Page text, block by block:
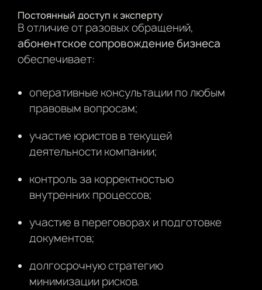
Постоянный доступ к эксперту
В отличие от разовых обращений,
абонентское сопровождение бизнеса
обеспечивает:
оперативные консультации по любым
правовым вопросам;
участие юристов в текущей
деятельности компании;
контроль за корректностью
внутренних процессов;
участие в переговорах и подготовке
документов;
долгосрочную стратегию
минимизации рисков.